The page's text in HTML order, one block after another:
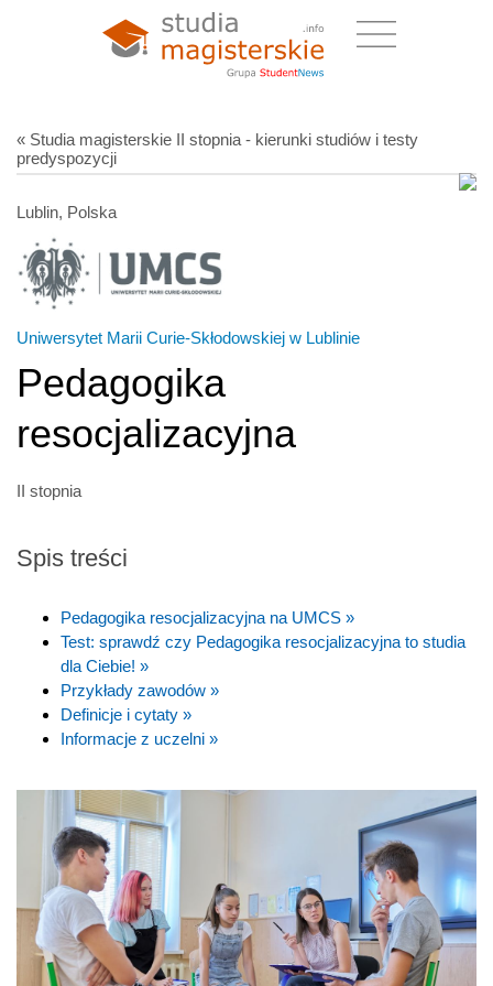
« Studia magisterskie II stopnia - kierunki studiów i testy
predyspozycji
Lublin, Polska
Uniwersytet Marii Curie-Skłodowskiej w Lublinie
Pedagogika
resocjalizacyjna
II stopnia
Spis treści
Pedagogika resocjalizacyjna na UMCS »
Test: sprawdź czy Pedagogika resocjalizacyjna to studia
dla Ciebie! »
Przykłady zawodów »
Definicje i cytaty »
Informacje z uczelni »